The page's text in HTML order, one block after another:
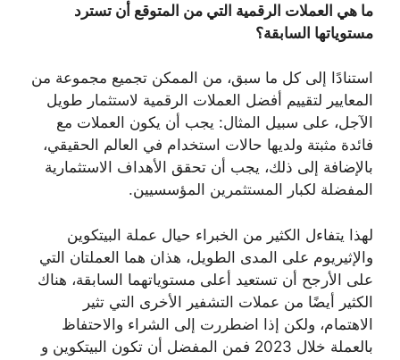
ما هي العملات الرقمية التي من المتوقع أن تسترد
مستوياتها السابقة؟
استنادًا إلى كل ما سبق، من الممكن تجميع مجموعة من
المعايير لتقييم أفضل العملات الرقمية لاستثمار طويل
الآجل، على سبيل المثال: يجب أن يكون العملات مع
فائدة مثبتة ولديها حالات استخدام في العالم الحقيقي،
بالإضافة إلى ذلك، يجب أن تحقق الأهداف الاستثمارية
المفضلة لكبار المستثمرين المؤسسيين.
لهذا يتفاءل الكثير من الخبراء حيال عملة البيتكوين
والإثيريوم على المدى الطويل، هذان هما العملتان التي
على الأرجح أن تستعيد أعلى مستوياتهما السابقة، هناك
الكثير أيضًا من عملات التشفير الأخرى التي تثير
الاهتمام، ولكن إذا اضطررت إلى الشراء والاحتفاظ
بالعملة خلال 2023 فمن المفضل أن تكون البيتكوين و